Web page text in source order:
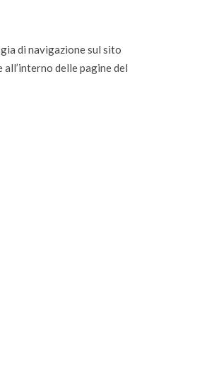
di navigazione sul sito
delle pagine del